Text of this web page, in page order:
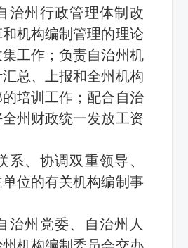
治州行政管理体制改
机构编制管理的理论
工作；负责自治州机
总、上报和全州机构
培训工作；配合自治
州财政统一发放工资
系、协调双重领导、
位的有关机构编制事
治州党委、自治州人